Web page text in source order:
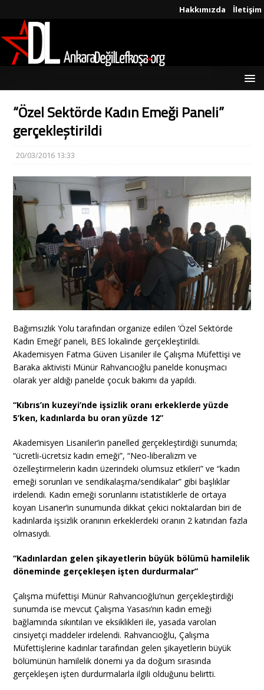
Hakkımızda İletişim
“Özel Sektörde Kadın Emeği Paneli”
gerçekleştirildi
20/03/2016 13:33
Bağımsızlık Yolu tarafından organize edilen ‘Özel Sektörde
Kadın Emeği’ paneli, BES lokalinde gerçekleştirildi.
Akademisyen Fatma Güven Lisaniler ile Çalışma Müfettişi ve
Baraka aktivisti Münür Rahvancıoğlu panelde konuşmacı
olarak yer aldığı panelde çocuk bakımı da yapıldı.
“Kıbrıs’ın kuzeyi’nde işsizlik oranı erkeklerde yüzde
5’ken, kadınlarda bu oran yüzde 12”
Akademisyen Lisaniler’in panelled gerçekleştirdiği sunumda;
“ücretli-ücretsiz kadın emeği”, “Neo-liberalizm ve
özelleştirmelerin kadın üzerindeki olumsuz etkileri” ve “kadın
emeği sorunları ve sendikalaşma/sendikalar” gibi başlıklar
irdelendi. Kadın emeği sorunlarını istatistiklerle de ortaya
koyan Lisaner’in sunumunda dikkat çekici noktalardan biri de
kadınlarda işsizlik oranının erkeklerdeki oranın 2 katından fazla
olmasıydı.
“Kadınlardan gelen şikayetlerin büyük bölümü hamilelik
döneminde gerçekleşen işten durdurmalar”
Çalışma müfettişi Münür Rahvancıoğlu’nun gerçekleştirdiği
sunumda ise mevcut Çalışma Yasası’nın kadın emeği
bağlamında sıkıntıları ve eksiklikleri ile, yasada varolan
cinsiyetçi maddeler irdelendi. Rahvancıoğlu, Çalışma
Müfettişlerine kadınlar tarafından gelen şikayetlerin büyük
bölümünün hamilelik dönemi ya da doğum sırasında
gerçekleşen işten durdurmalarla ilgili olduğunu belirtti.